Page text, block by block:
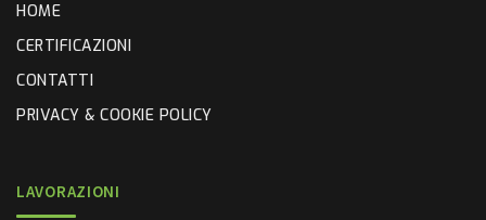
HOME
CERTIFICAZIONI
CONTATTI
PRIVACY & COOKIE POLICY
LAVORAZIONI